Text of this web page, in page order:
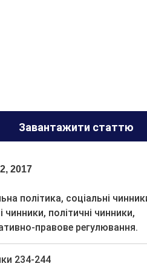
Завантажити статтю
2017
політика, соціальні
чинники, політичні чинники,
правове регулювання.
234-244